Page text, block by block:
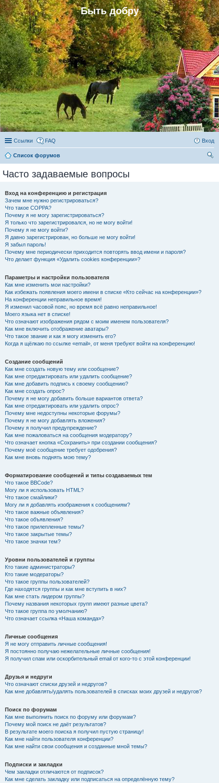
Быть добру
Ссылки FAQ Вход
Список форумов
Часто задаваемые вопросы
Вход на конференцию и регистрация
Зачем мне нужно регистрироваться?
Что такое COPPA?
Почему я не могу зарегистрироваться?
Я только что зарегистрировался, но не могу войти!
Почему я не могу войти?
Я давно зарегистрирован, но больше не могу войти!
Я забыл пароль!
Почему мне периодически приходится повторять ввод имени и пароля?
Что делает функция «Удалить cookies конференции»?
Параметры и настройки пользователя
Как мне изменить мои настройки?
Как избежать появления моего имени в списке «Кто сейчас на конференции»?
На конференции неправильное время!
Я изменил часовой пояс, но время всё равно неправильное!
Моего языка нет в списке!
Что означают изображения рядом с моим именем пользователя?
Как мне включить отображение аватары?
Что такое звание и как я могу изменить его?
Когда я щёлкаю по ссылке «email», от меня требуют войти на конференцию!
Создание сообщений
Как мне создать новую тему или сообщение?
Как мне отредактировать или удалить сообщение?
Как мне добавить подпись к своему сообщению?
Как мне создать опрос?
Почему я не могу добавить больше вариантов ответа?
Как мне отредактировать или удалить опрос?
Почему мне недоступны некоторые форумы?
Почему я не могу добавлять вложения?
Почему я получил предупреждение?
Как мне пожаловаться на сообщения модератору?
Что означает кнопка «Сохранить» при создании сообщения?
Почему моё сообщение требует одобрения?
Как мне вновь поднять мою тему?
Форматирование сообщений и типы создаваемых тем
Что такое BBCode?
Могу ли я использовать HTML?
Что такое смайлики?
Могу ли я добавлять изображения к сообщениям?
Что такое важные объявления?
Что такое объявления?
Что такое прилепленные темы?
Что такое закрытые темы?
Что такое значки тем?
Уровни пользователей и группы
Кто такие администраторы?
Кто такие модераторы?
Что такое группы пользователей?
Где находятся группы и как мне вступить в них?
Как мне стать лидером группы?
Почему названия некоторых групп имеют разные цвета?
Что такое группа по умолчанию?
Что означает ссылка «Наша команда»?
Личные сообщения
Я не могу отправить личные сообщения!
Я постоянно получаю нежелательные личные сообщения!
Я получил спам или оскорбительный email от кого-то с этой конференции!
Друзья и недруги
Что означают списки друзей и недругов?
Как мне добавлять/удалять пользователей в списках моих друзей и недругов?
Поиск по форумам
Как мне выполнить поиск по форуму или форумам?
Почему мой поиск не даёт результатов?
В результате моего поиска я получил пустую страницу!
Как мне найти пользователя конференции?
Как мне найти свои сообщения и созданные мной темы?
Подписки и закладки
Чем закладки отличаются от подписок?
Как мне сделать закладку или подписаться на определённую тему?